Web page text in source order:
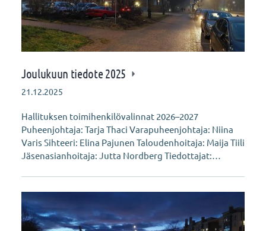
Joulukuun tiedote 2025
21.12.2025
Hallituksen toimihenkilövalinnat 2026–2027
Puheenjohtaja: Tarja Thaci Varapuheenjohtaja: Niina
Varis Sihteeri: Elina Pajunen Taloudenhoitaja: Maija Tiili
Jäsenasianhoitaja: Jutta Nordberg Tiedottajat:…